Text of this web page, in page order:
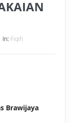
SENDIRI
In: Fiqih
Brawijaya